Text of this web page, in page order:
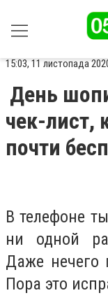
15:03, 11 листопада
День
чек-лист,
почти
В телефоне
ни одной
Даже нечего
Пора это